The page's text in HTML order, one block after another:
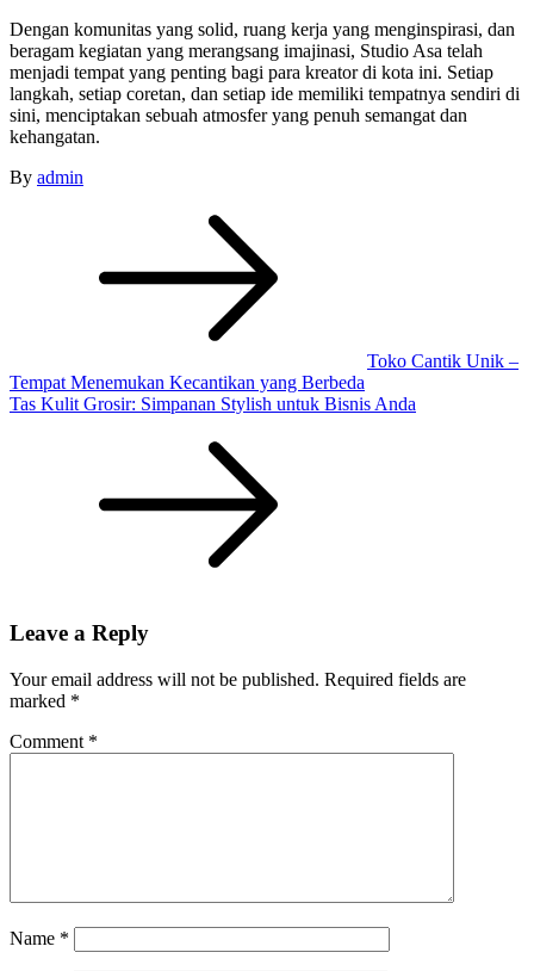
Dengan komunitas yang solid, ruang kerja yang menginspirasi, dan
beragam kegiatan yang merangsang imajinasi, Studio Asa telah
menjadi tempat yang penting bagi para kreator di kota ini. Setiap
langkah, setiap coretan, dan setiap ide memiliki tempatnya sendiri di
sini, menciptakan sebuah atmosfer yang penuh semangat dan
kehangatan.
By admin
Toko Cantik Unik –
Tempat Menemukan Kecantikan yang Berbeda
Tas Kulit Grosir: Simpanan Stylish untuk Bisnis Anda
Leave a Reply
Your email address will not be published. Required fields are
marked *
Comment *
Name *